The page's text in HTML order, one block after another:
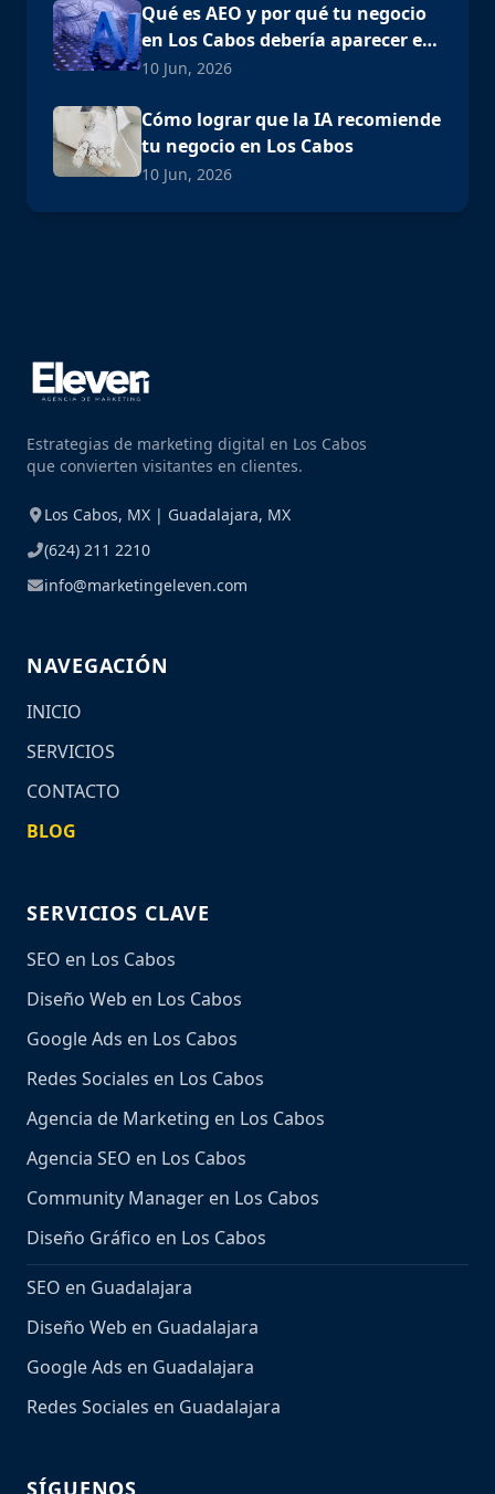
Qué es AEO y por qué tu negocio
en Los Cabos debería aparecer en
ChatGPT
10 Jun, 2026
Cómo lograr que la IA recomiende
tu negocio en Los Cabos
10 Jun, 2026
Estrategias de marketing digital en Los Cabos
que convierten visitantes en clientes.
Los Cabos, MX | Guadalajara, MX
(624) 211 2210
info@marketingeleven.com
NAVEGACIÓN
INICIO
SERVICIOS
CONTACTO
BLOG
SERVICIOS CLAVE
SEO en Los Cabos
Diseño Web en Los Cabos
Google Ads en Los Cabos
Redes Sociales en Los Cabos
Agencia de Marketing en Los Cabos
Agencia SEO en Los Cabos
Community Manager en Los Cabos
Diseño Gráfico en Los Cabos
SEO en Guadalajara
Diseño Web en Guadalajara
Google Ads en Guadalajara
Redes Sociales en Guadalajara